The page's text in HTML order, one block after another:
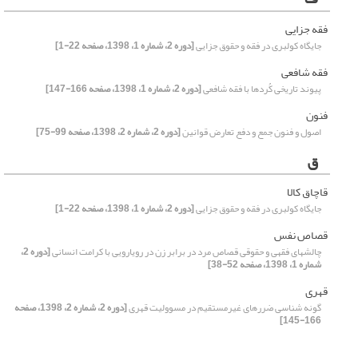
فقه جزایی
جایگاه کولبری در فقه و حقوق جزایی[دوره 2، شماره 1، 1398، صفحه 22-1]
فقه شافعی
پیوند تاریخی کُردها با فقه شافعی[دوره 2، شماره 1، 1398، صفحه 166-147]
فنون
اصول و فنون جمع و دفع تعارض قوانین[دوره 2، شماره 2، 1398، صفحه 99-75]
ق
قاچاق کالا
جایگاه کولبری در فقه و حقوق جزایی[دوره 2، شماره 1، 1398، صفحه 22-1]
قصاص نفس
چالشهای فقهی و حقوقی قصاص مرد در برابر زن در رویارویی با کرامت انسانی [دوره 2،
شماره 1، 1398، صفحه 52-38]
قهری
گونه شناسی ضررهای غیرمستقیم در مسوولیت قهری [دوره 2، شماره 2، 1398، صفحه
166-145]